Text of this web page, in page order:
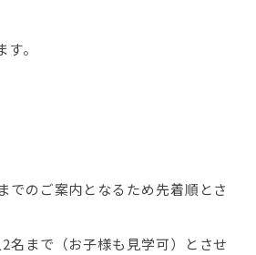
。
でのご案内となるため先着順とさ
名まで（お子様も見学可）とさせ